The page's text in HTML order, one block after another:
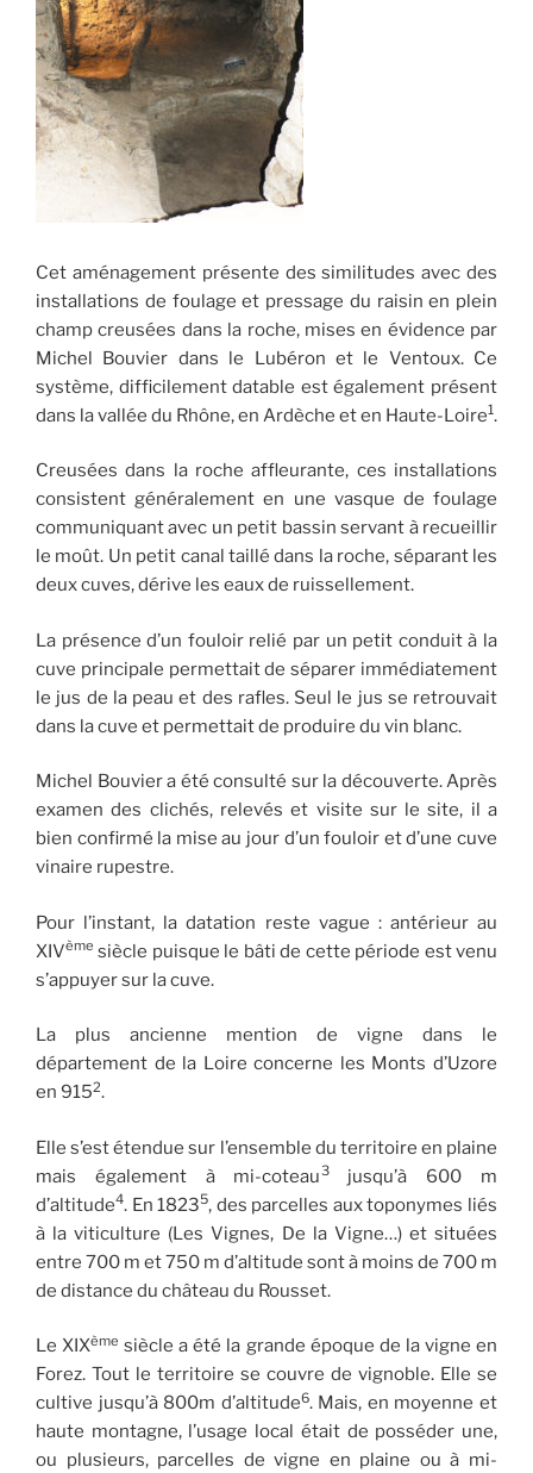
Cet aménagement présente des similitudes avec des
installations de foulage et pressage du raisin en plein
champ creusées dans la roche, mises en évidence par
Michel Bouvier dans le Lubéron et le Ventoux. Ce
système, difficilement datable est également présent
dans la vallée du Rhône, en Ardèche et en Haute-Loire1.
Creusées dans la roche affleurante, ces installations
consistent généralement en une vasque de foulage
communiquant avec un petit bassin servant à recueillir
le moût. Un petit canal taillé dans la roche, séparant les
deux cuves, dérive les eaux de ruissellement.
La présence d’un fouloir relié par un petit conduit à la
cuve principale permettait de séparer immédiatement
le jus de la peau et des rafles. Seul le jus se retrouvait
dans la cuve et permettait de produire du vin blanc.
Michel Bouvier a été consulté sur la découverte. Après
examen des clichés, relevés et visite sur le site, il a
bien confirmé la mise au jour d’un fouloir et d’une cuve
vinaire rupestre.
Pour l’instant, la datation reste vague : antérieur au
XIVème siècle puisque le bâti de cette période est venu
s’appuyer sur la cuve.
La plus ancienne mention de vigne dans le
département de la Loire concerne les Monts d’Uzore
en 9152.
Elle s’est étendue sur l’ensemble du territoire en plaine
mais également à mi-coteau3jusqu’à 600 m
d’altitude4. En 18235, des parcelles aux toponymes liés
à la viticulture (Les Vignes, De la Vigne…) et situées
entre 700 m et 750 m d’altitude sont à moins de 700 m
de distance du château du Rousset.
Le XIXème siècle a été la grande époque de la vigne en
Forez. Tout le territoire se couvre de vignoble. Elle se
cultive jusqu’à 800m d’altitude6. Mais, en moyenne et
haute montagne, l’usage local était de posséder une,
ou plusieurs, parcelles de vigne en plaine ou à mi-